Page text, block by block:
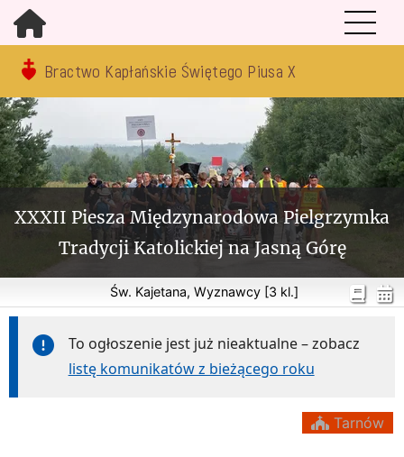
Bractwo Kapłańskie Świętego Piusa X
XXXII Piesza Międzynarodowa Pielgrzymka
Tradycji Katolickiej na Jasną Górę
Św. Kajetana, Wyznawcy [3 kl.]
To ogłoszenie jest już nieaktualne – zobacz
listę komunikatów z bieżącego roku
Tarnów